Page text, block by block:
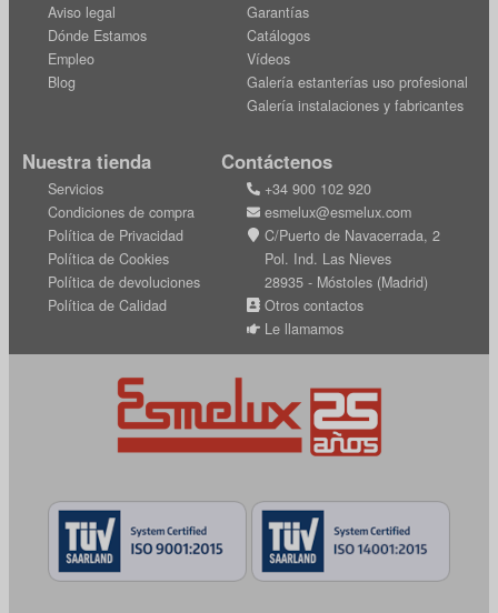
Aviso legal
Dónde Estamos
Empleo
Blog
Garantías
Catálogos
Vídeos
Galería estanterías uso profesional
Galería instalaciones y fabricantes
Nuestra tienda
Servicios
Condiciones de compra
Política de Privacidad
Política de Cookies
Política de devoluciones
Política de Calidad
Contáctenos
+34 900 102 920
esmelux@esmelux.com
C/Puerto de Navacerrada, 2
Pol. Ind. Las Nieves
28935 - Móstoles (Madrid)
Otros contactos
Le llamamos